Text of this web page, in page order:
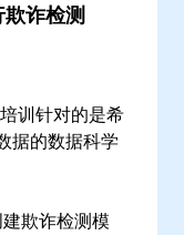
诈检测
训针对的是希
据的数据科学
欺诈检测模